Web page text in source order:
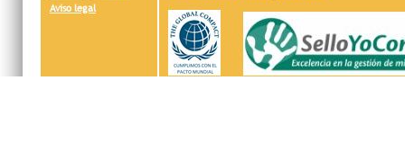
Aviso legal